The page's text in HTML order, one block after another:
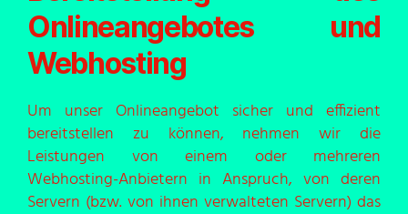
Onlineangebotes und
Webhosting
Um unser Onlineangebot sicher und effizient
bereitstellen zu können, nehmen wir die
Leistungen von einem oder mehreren
Webhosting-Anbietern in Anspruch, von deren
Servern (bzw. von ihnen verwalteten Servern) das